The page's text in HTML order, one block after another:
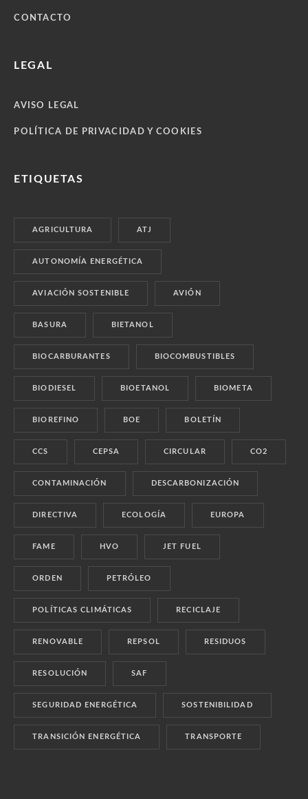
CONTACTO
LEGAL
AVISO LEGAL
POLÍTICA DE PRIVACIDAD Y COOKIES
ETIQUETAS
AGRICULTURA ATJ
AUTONOMÍA ENERGÉTICA
AVIACIÓN SOSTENIBLE AVIÓN
BASURA BIETANOL
BIOCARBURANTES BIOCOMBUSTIBLES
BIODIESEL BIOETANOL BIOMETA
BIOREFINO BOE BOLETÍN
CCS CEPSA CIRCULAR CO2
CONTAMINACIÓN DESCARBONIZACIÓN
DIRECTIVA ECOLOGÍA EUROPA
FAME HVO JET FUEL
ORDEN PETRÓLEO
POLÍTICAS CLIMÁTICAS RECICLAJE
RENOVABLE REPSOL RESIDUOS
RESOLUCIÓN SAF
SEGURIDAD ENERGÉTICA SOSTENIBILIDAD
TRANSICIÓN ENERGÉTICA TRANSPORTE